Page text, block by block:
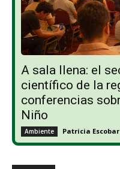
A sala llena: el
científico de la
conferencias
Niño
Ambiente Patricia Escobar